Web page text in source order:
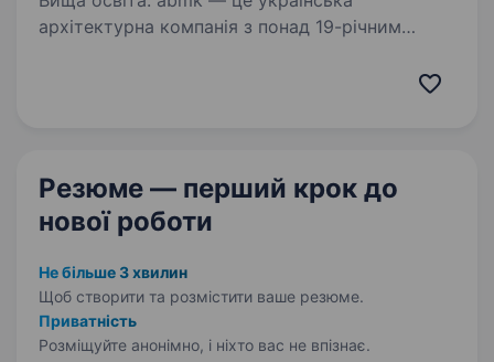
архітектурна компанія з понад 19-річним
в галузі проєктування будівель і споруд — від
Резюме — перший крок до
нової роботи
Не більше 3 хвилин
Щоб створити та розмістити ваше резюме.
Приватність
Розміщуйте анонімно, і ніхто вас не впізнає.